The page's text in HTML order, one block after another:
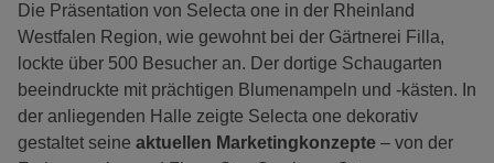
Die Präsentation von Selecta one in der Rheinland
Westfalen Region, wie gewohnt bei der Gärtnerei Filla,
lockte über 500 Besucher an. Der dortige Schaugarten
beeindruckte mit prächtigen Blumenampeln und -kästen. In
der anliegenden Halle zeigte Selecta one dekorativ
gestaltet seine aktuellen Marketingkonzepte – von der